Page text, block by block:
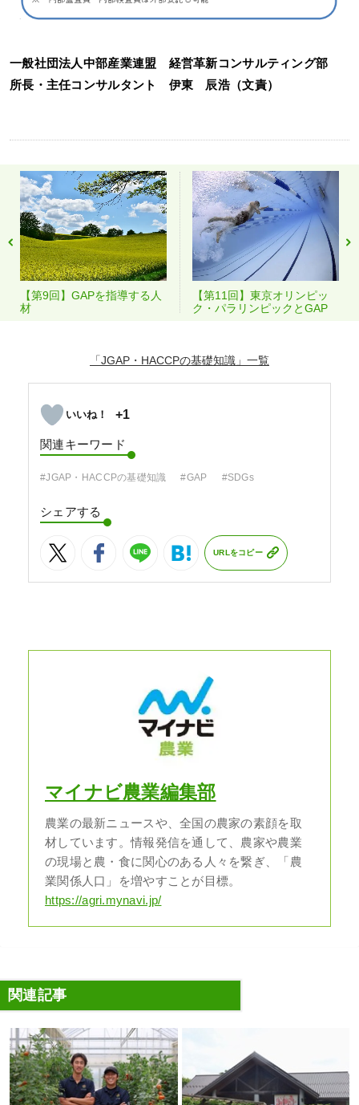
一般社団法人中部産業連盟 経営革新コンサルティング部
所長・主任コンサルタント 伊東 辰浩（文責）
【第9回】GAPを指導する人
材
【第11回】東京オリンピッ
ク・パラリンピックとGAP
「JGAP・HACCPの基礎知識」
+1
関連キーワード
#JGAP・HACCPの基礎知識 #GAP #SDGs
シェアする
URLをコピー
マイナビ農業編集部
農業の最新ニュースや、全国の農家の素顔を取
材しています。情報発信を通して、農家や農業
の現場と農・食に関心のある人々を繋ぎ、「農
業関係人口」を増やすことが目標。
https://agri.mynavi.jp/
関連記事